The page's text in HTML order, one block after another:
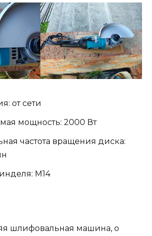
от сети
мощность: 2000 Вт
частота вращения диска:
M14
шлифовальная машина, о